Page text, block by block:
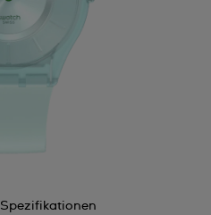
Spezifikationen